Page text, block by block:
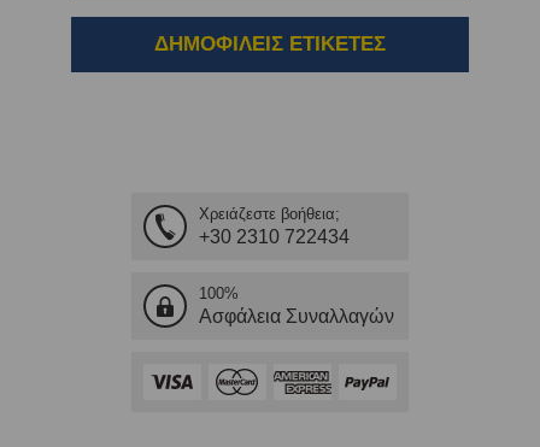
ΔΗΜΟΦΙΛΕΙΣ ΕΤΙΚΕΤΕΣ
Χρειάζεστε βοήθεια;
+30 2310 722434
100%
Ασφάλεια Συναλλαγών